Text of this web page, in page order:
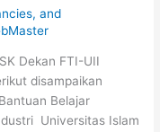
and
Dekan FTI-UII
disampaikan
Belajar
Universitas Islam